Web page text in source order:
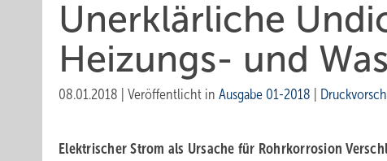
Unerklärliche
Heizungs- und
08.01.2018 Veröffentlicht in Ausgabe 01-2018
Elektrischer Strom als Ursache für Rohrkorrosion